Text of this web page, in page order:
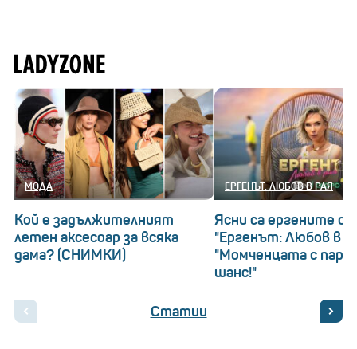
МОДА
Кой е задължителният
летен аксесоар за всяка
дама? (СНИМКИ)
ЕРГЕНЪТ: ЛЮБОВ В РАЯ
Ясни са ергените от
"Ергенът: Любов в
"Момченцата с
шанс!"
Статии